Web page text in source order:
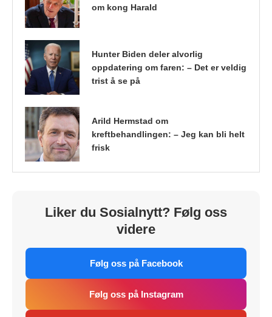
om kong Harald
Hunter Biden deler alvorlig
oppdatering om faren: – Det er veldig
trist å se på
Arild Hermstad om
kreftbehandlingen: – Jeg kan bli helt
frisk
Liker du Sosialnytt? Følg oss
videre
Følg oss på Facebook
Følg oss på Instagram